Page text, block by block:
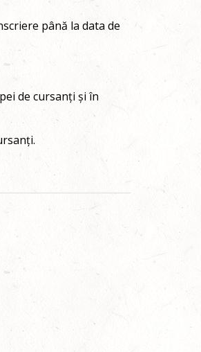
până la data de
de cursanți și în